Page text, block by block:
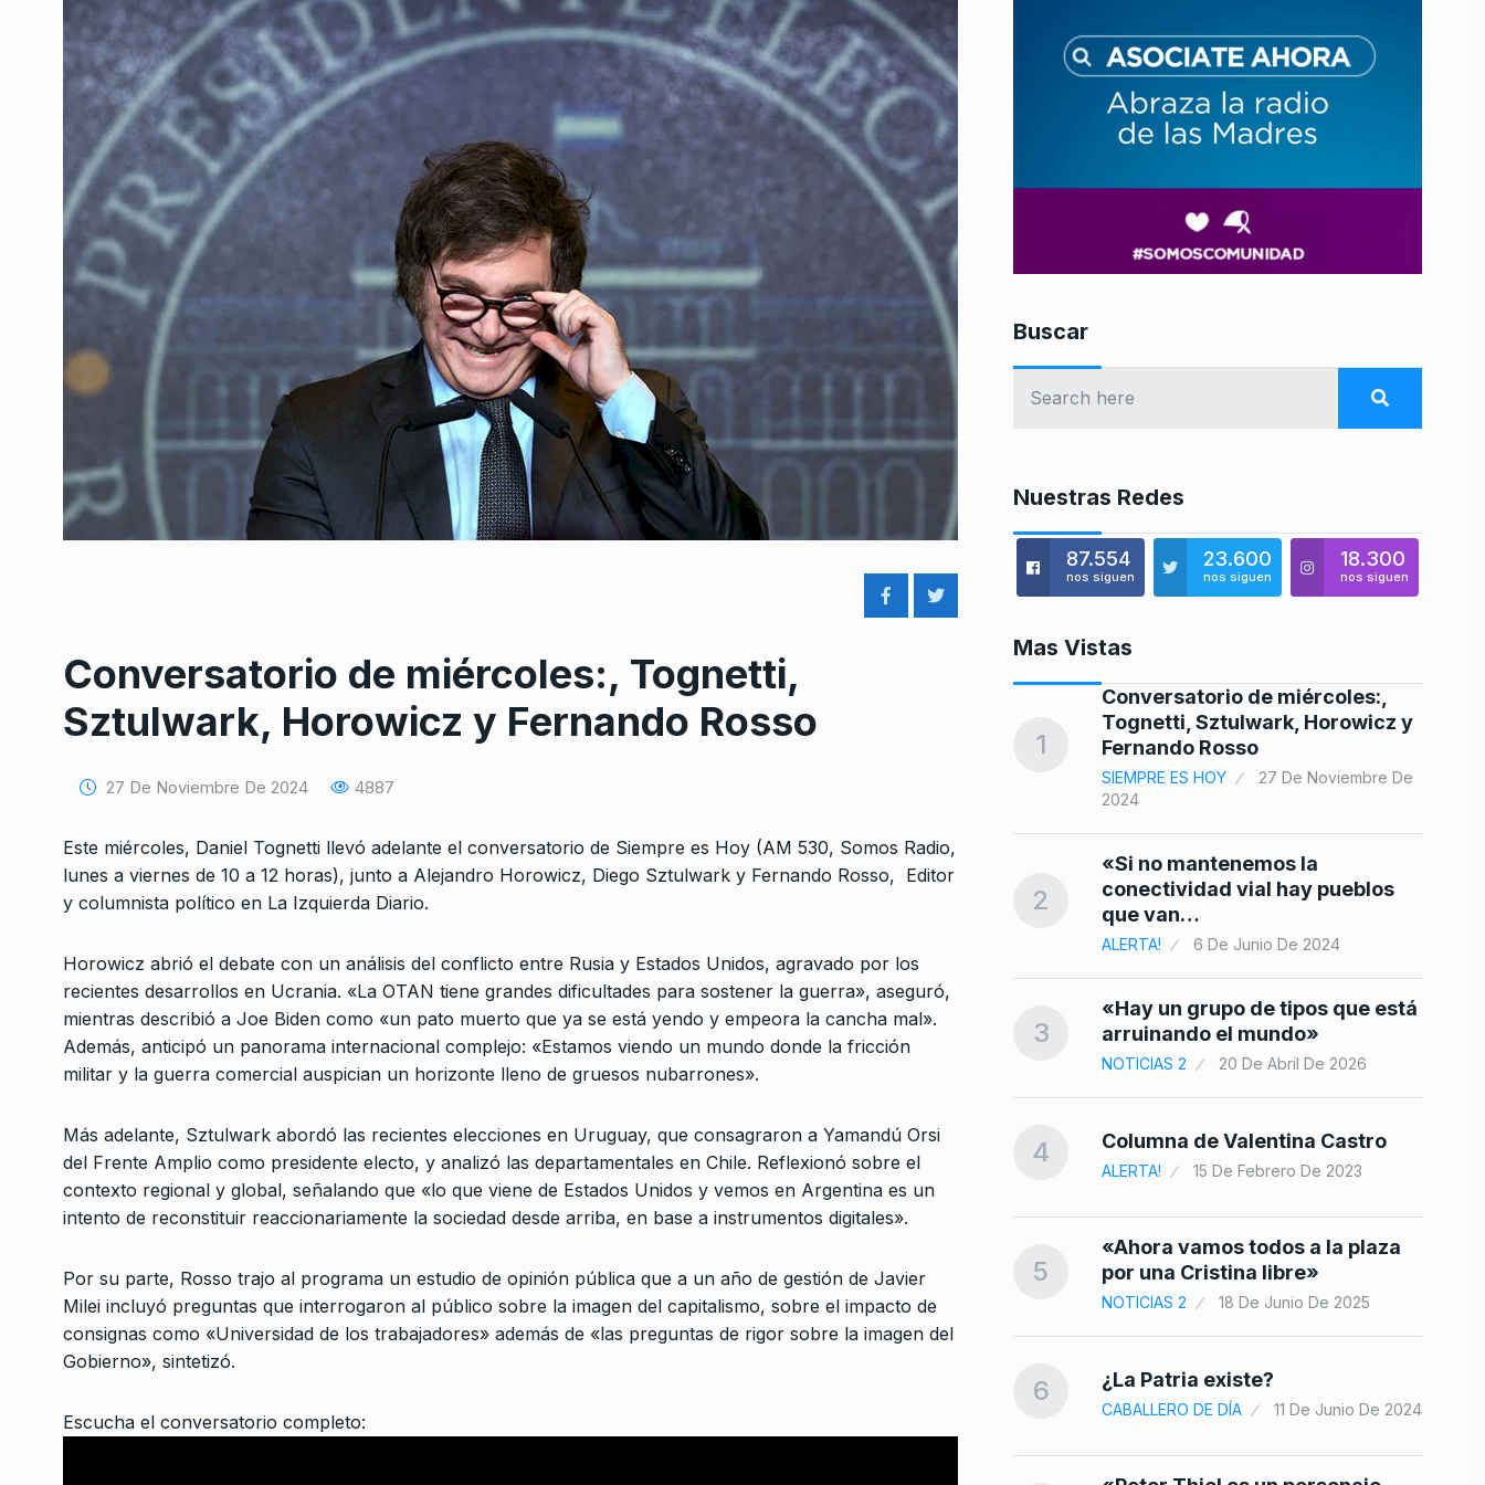
Conversatorio de miércoles:, Tognetti,
Sztulwark, Horowicz y Fernando Rosso
27 De Noviembre De 2024 4887
Este miércoles, Daniel Tognetti llevó adelante el conversatorio de Siempre es Hoy (AM 530, Somos Radio,
lunes a viernes de 10 a 12 horas), junto a Alejandro Horowicz, Diego Sztulwark y Fernando Rosso, Editor
y columnista político en La Izquierda Diario.
Horowicz abrió el debate con un análisis del conflicto entre Rusia y Estados Unidos, agravado por los
recientes desarrollos en Ucrania. «La OTAN tiene grandes dificultades para sostener la guerra», aseguró,
mientras describió a Joe Biden como «un pato muerto que ya se está yendo y empeora la cancha mal».
Además, anticipó un panorama internacional complejo: «Estamos viendo un mundo donde la fricción
militar y la guerra comercial auspician un horizonte lleno de gruesos nubarrones».
Más adelante, Sztulwark abordó las recientes elecciones en Uruguay, que consagraron a Yamandú Orsi
del Frente Amplio como presidente electo, y analizó las departamentales en Chile. Reflexionó sobre el
contexto regional y global, señalando que «lo que viene de Estados Unidos y vemos en Argentina es un
intento de reconstituir reaccionariamente la sociedad desde arriba, en base a instrumentos digitales».
Por su parte, Rosso trajo al programa un estudio de opinión pública que a un año de gestión de Javier
Milei incluyó preguntas que interrogaron al público sobre la imagen del capitalismo, sobre el impacto de
consignas como «Universidad de los trabajadores» además de «las preguntas de rigor sobre la imagen del
Gobierno», sintetizó.
Escucha el conversatorio completo:
Buscar
Nuestras Redes
87.554
nos siguen
23.600
nos siguen
18.300
nos siguen
Mas Vistas
1
Tognetti, Sztulwark, Horowicz y
SIEMPRE ES HOY
2024
2
«Si no mantenemos la
conectividad vial hay pueblos
que van…
3
«Hay un grupo de tipos que está
arruinando el mundo»
NOTICIAS 2 20 De Abril De 2026
4 Columna de Valentina Castro
ALERTA! 15 De Febrero De 2023
5
por una Cristina libre»
NOTICIAS 2 18 De Junio De 2025
8
«En las elecciones vamos a
acompañar al candidato o
9 La guerra en el cercano oriente
COLUMNAS 19 De Junio De 2025
10
«Milei le pide al Congreso que lo
habilite a hacer…
ALERTA! 13 De Junio De 2024
1
Conversatorio de miércoles:,
Tognetti, Sztulwark, Horowicz y
Fernando Rosso
SIEMPRE ES HOY
27 De Noviembre De
2024
2
«Si no mantenemos la
conectividad vial hay pueblos
que van…
ALERTA! 6 De Junio De 2024
3
«Hay un grupo de tipos que está
arruinando el mundo»
NOTICIAS 2 20 De Abril De 2026
4 Columna de Valentina Castro
ALERTA! 15 De Febrero De 2023
5
«Ahora vamos todos a la plaza
por una Cristina libre»
NOTICIAS 2 18 De Junio De 2025
6 ¿La Patria existe?
CABALLERO DE DÍA 11 De Junio De 2024